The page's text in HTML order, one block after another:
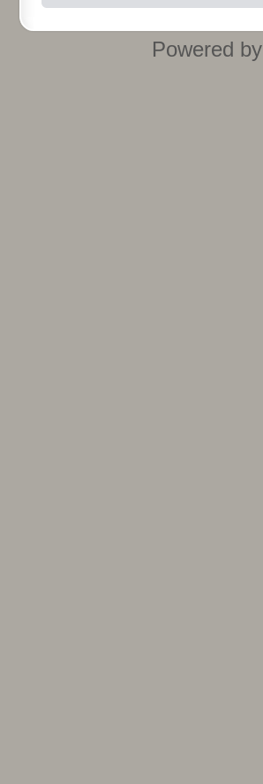
Powered by